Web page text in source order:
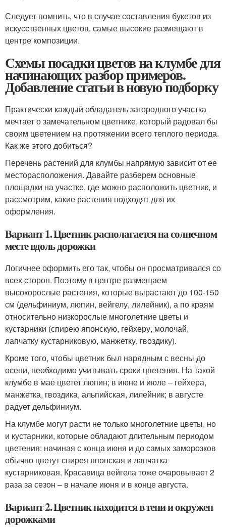
Следует помнить, что в случае составления букетов из
искусственных цветов, самые высокие размещают в
центре композиции.
Схемы посадки цветов на клумбе для
начинающих разбор примеров.
Добавление статьи в новую подборку
Практически каждый обладатель загородного участка
мечтает о замечательном цветнике, который радовал бы
своим цветением на протяжении всего теплого периода.
Как же этого добиться?
Перечень растений для клумбы напрямую зависит от ее
месторасположения. Давайте разберем основные
площадки на участке, где можно расположить цветник, и
рассмотрим, какие растения подходят для их
оформления.
Вариант 1. Цветник располагается на солнечном
месте вдоль дорожки
Логичнее оформить его так, чтобы он просматривался со
всех сторон. Поэтому в центре размещаем
высокорослые растения, которые вырастают до 100-150
см (дельфиниум, люпин, вейгелу, лилейник), а по краям
относительно низкорослые многолетние цветы и
кустарники (спирею японскую, гейхеру, молочай,
лапчатку кустарниковую, манжетку, гвоздику).
Кроме того, чтобы цветник был нарядным с весны до
осени, необходимо учитывать сроки цветения. На такой
клумбе в мае цветет люпин; в июне и июле – гейхера,
манжетка, гвоздика, альпийская, лилейник; в августе
радует дельфиниум.
На клумбе могут расти не только многолетние цветы, но
и кустарники, которые обладают длительным периодом
цветения: начиная с конца июня и до самых заморозков
обычно цветут спирея японская и лапчатка
кустарниковая. Красавица вейгела тоже очаровывает 2
раза за сезон – в начале июня и в конце августа.
Вариант 2. Цветник находится в тени и окружен
дорожками